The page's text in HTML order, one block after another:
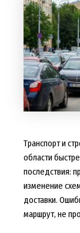
Транспорт и
области
последствия:
изменение
доставки.
маршрут, не